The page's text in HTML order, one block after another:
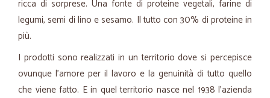
ricca di sorprese. Una fonte di proteine vegetali, farine di
legumi, semi di lino e sesamo. Il tutto con 30% di proteine in
più.
I prodotti sono realizzati in un territorio dove si percepisce
ovunque l’amore per il lavoro e la genuinità di tutto quello
che viene fatto. E in quel territorio nasce nel 1938 l'azienda